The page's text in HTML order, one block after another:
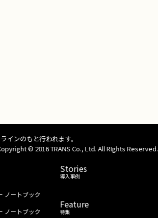
ンのもと行われます。
© 2016 TRANS Co., Ltd. All RIghts Reserved.
ノートブック
ノートブック
Stories
導入事例
Feature
特集